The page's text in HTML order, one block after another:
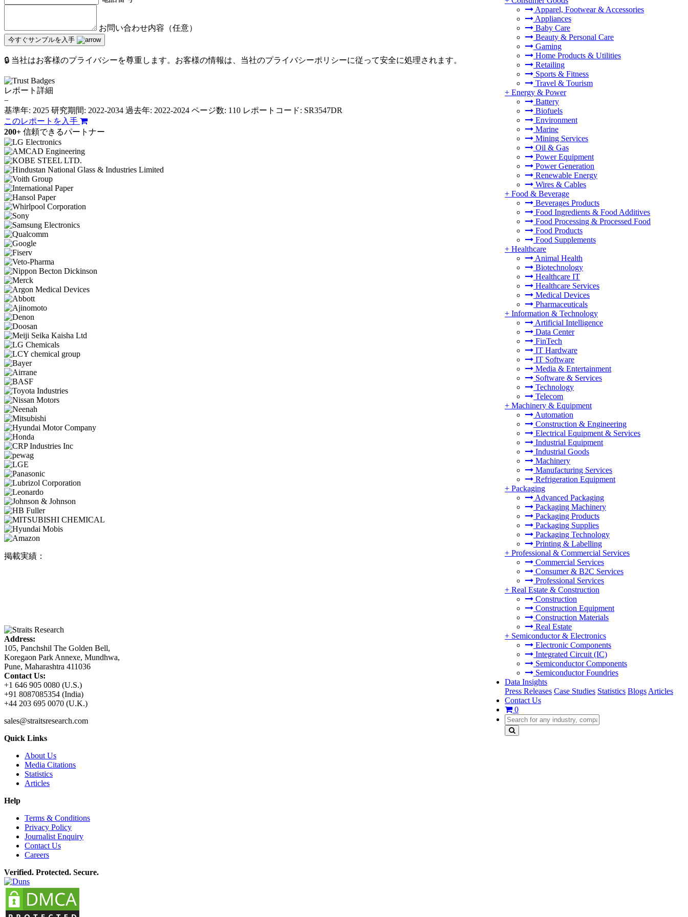
Apparel, Footwear & Accessories
Appliances
Baby Care
Beauty & Personal Care
Gaming
Home Products & Utilities
Retailing
Sports & Fitness
Travel & Tourism
+ Energy & Power
Battery
Biofuels
Environment
Marine
Mining Services
Oil & Gas
Power Equipment
Power Generation
Renewable Energy
Wires & Cables
+ Food & Beverage
Beverages Products
Food Ingredients & Food Additives
Food Processing & Processed Food
Food Products
Food Supplements
+ Healthcare
Animal Health
Biotechnology
Healthcare IT
Healthcare Services
Medical Devices
Pharmaceuticals
+ Information & Technology
Artificial Intelligence
Data Center
FinTech
IT Hardware
IT Software
Media & Entertainment
Software & Services
Technology
Telecom
+ Machinery & Equipment
Automation
Construction & Engineering
Electrical Equipment & Services
Industrial Equipment
Industrial Goods
Machinery
Manufacturing Services
Refrigeration Equipment
+ Packaging
Advanced Packaging
Packaging Machinery
Packaging Products
Packaging Supplies
Packaging Technology
Printing & Labelling
+ Professional & Commercial Services
Commercial Services
Consumer & B2C Services
Professional Services
+ Real Estate & Construction
Construction
Construction Equipment
Construction Materials
Real Estate
+ Semiconductor & Electronics
Electronic Components
Integrated Circuit (IC)
Semiconductor Components
Semiconductor Foundries
Data Insights
Press Releases Case Studies Statistics Blogs Articles
Contact Us
0
お問い合わせ内容（任意）
今すぐサンプルを入手
🔒 当社はお客様のプライバシーを尊重します。お客様の情報は、当社のプライバシーポリシーに従って安全に処理されます。
レポート詳細
−
基準年: 2025 研究期間: 2022-2034 過去年: 2022-2024 ページ数: 110 レポートコード: SR3547DR
このレポートを入手
200+ 信頼できるパートナー
掲載実績：
Address:
105, Panchshil The Golden Bell,
Koregaon Park Annexe, Mundhwa,
Pune, Maharashtra 411036
Contact Us:
+1 646 905 0080 (U.S.)
+91 8087085354 (India)
+44 203 695 0070 (U.K.)
sales@straitsresearch.com
Quick Links
About Us
Media Citations
Statistics
Articles
Help
Terms & Conditions
Privacy Policy
Journalist Enquiry
Contact Us
Careers
Verified. Protected. Secure.